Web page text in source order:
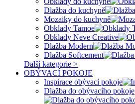
Dlažba do kuchyně
Mozaiky do kuchyně
Obklady Tamoe
Obklady Neve Creative
Dlažba Modern
Dlažba Softcement
Další kategorie >
OBÝVACÍ POKOJE
Inspirace obývací pokoje
Dlažba do obývacího pokoje